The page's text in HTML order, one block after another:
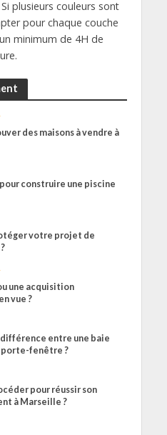
plusieurs couleurs sont
pour chaque couche
minimum de 4H de
des maisons à vendre à
construire une piscine
votre projet de
une acquisition
vue ?
entre une baie
fenêtre ?
pour réussir son
à Marseille ?